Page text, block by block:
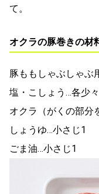
て。
オクラの豚巻きの材
豚ももしゃぶしゃぶ
塩・こしょう…各少々
オクラ（がくの部分
しょうゆ…小さじ1
ごま油…小さじ1